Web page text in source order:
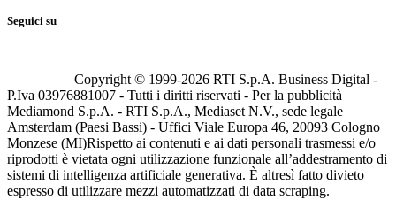
Seguici su
Copyright © 1999-2026 RTI S.p.A. Business Digital -
P.Iva 03976881007 - Tutti i diritti riservati - Per la pubblicità
Mediamond S.p.A. - RTI S.p.A., Mediaset N.V., sede legale
Amsterdam (Paesi Bassi) - Uffici Viale Europa 46, 20093 Cologno
Monzese (MI)Rispetto ai contenuti e ai dati personali trasmessi e/o
riprodotti è vietata ogni utilizzazione funzionale all’addestramento di
sistemi di intelligenza artificiale generativa. È altresì fatto divieto
espresso di utilizzare mezzi automatizzati di data scraping.